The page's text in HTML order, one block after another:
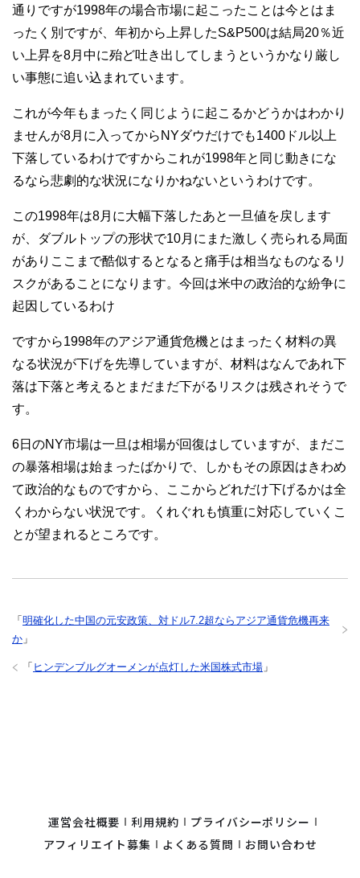
通りですが1998年の場合市場に起こったことは今とはま
ったく別ですが、年初から上昇したS&P500は結局20％近
い上昇を8月中に殆ど吐き出してしまうというかなり厳し
い事態に追い込まれています。
これが今年もまったく同じように起こるかどうかはわかり
ませんが8月に入ってからNYダウだけでも1400ドル以上
下落しているわけですからこれが1998年と同じ動きにな
るなら悲劇的な状況になりかねないというわけです。
この1998年は8月に大幅下落したあと一旦値を戻します
が、ダブルトップの形状で10月にまた激しく売られる局面
がありここまで酷似するとなると痛手は相当なものなるリ
スクがあることになります。今回は米中の政治的な紛争に
起因しているわけ
ですから1998年のアジア通貨危機とはまったく材料の異
なる状況が下げを先導していますが、材料はなんであれ下
落は下落と考えるとまだまだ下がるリスクは残されそうで
す。
6日のNY市場は一旦は相場が回復はしていますが、まだこ
の暴落相場は始まったばかりで、しかもその原因はきわめ
て政治的なものですから、ここからどれだけ下げるかは全
くわからない状況です。くれぐれも慎重に対応していくこ
とが望まれるところです。
「明確化した中国の元安政策、対ドル7.2超ならアジア通貨危機再来
か 」
「 ヒンデンブルグオーメンが点灯した米国株式市場 」
運営会社概要 利用規約
プライバシーポリシー
アフィリエイト募集
よくある質問 お問い合わせ